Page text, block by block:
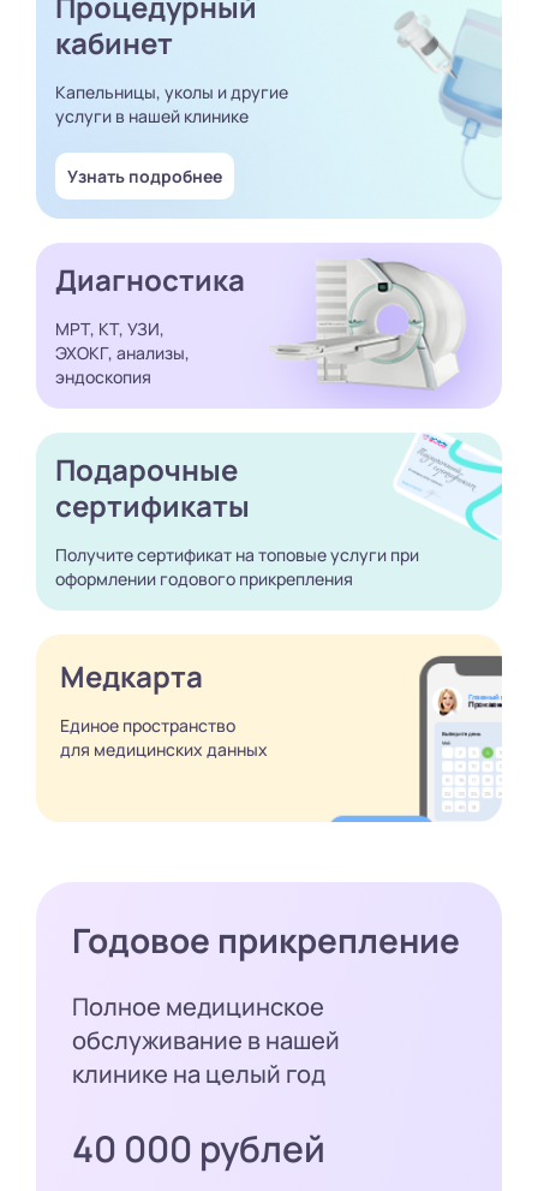
кабинет
Капельницы, уколы и другие
услуги в нашей клинике
Узнать подробнее
Диагностика
МРТ, КТ, УЗИ,
ЭХОКГ, анализы,
эндоскопия
Подарочные
сертификаты
Получите сертификат на топовые услуги при
оформлении годового прикрепления
Медкарта
Единое пространство
для медицинских данных
Годовое прикрепление
Полное медицинское
обслуживание в нашей
клинике на целый год
40 000 рублей